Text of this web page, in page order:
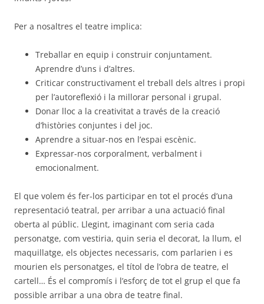
Per a nosaltres el teatre implica:
Treballar en equip i construir conjuntament.
Aprendre d’uns i d’altres.
Criticar constructivament el treball dels altres i propi
per l’autoreflexió i la millorar personal i grupal.
Donar lloc a la creativitat a través de la creació
d’històries conjuntes i del joc.
Aprendre a situar-nos en l’espai escènic.
Expressar-nos corporalment, verbalment i
emocionalment.
El que volem és fer-los participar en tot el procés d’una
representació teatral, per arribar a una actuació final
oberta al públic. Llegint, imaginant com seria cada
personatge, com vestiria, quin seria el decorat, la llum, el
maquillatge, els objectes necessaris, com parlarien i es
mourien els personatges, el títol de l’obra de teatre, el
cartell… És el compromís i l’esforç de tot el grup el que fa
possible arribar a una obra de teatre final.